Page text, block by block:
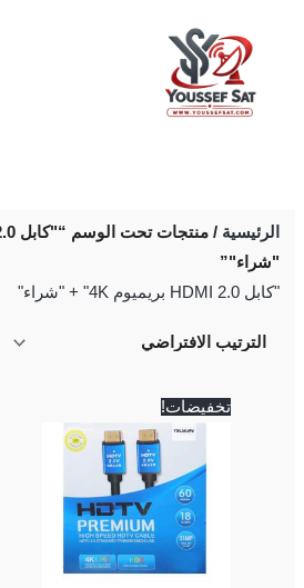
الرئيسية
"شراء"”
"كابل HDMI 2.0 بريميوم 4K" + "شراء"
تخفيضات!السعر
الأصلي
هو:
250 EGP.
هو:
200 EGP.